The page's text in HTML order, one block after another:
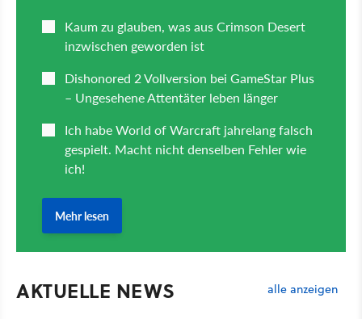
AKTUELLE NEWS alle anzeigen